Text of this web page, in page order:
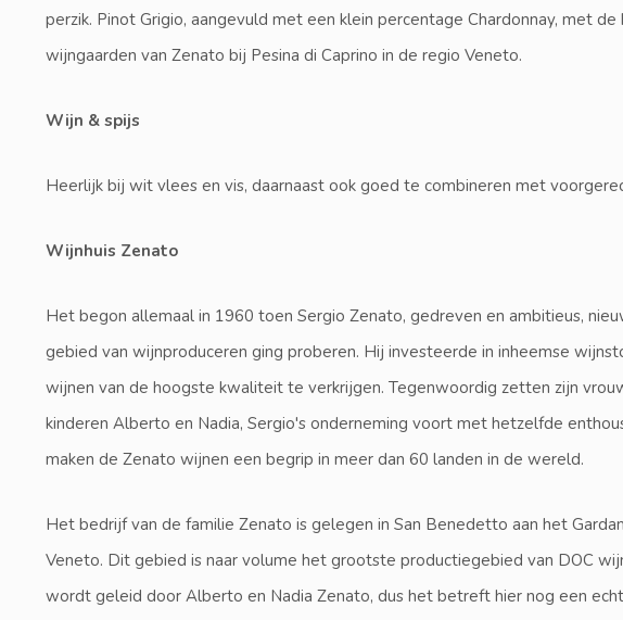
perzik. Pinot Grigio, aangevuld met een klein percentage Chardonnay, met
wijngaarden van Zenato bij Pesina di Caprino in de regio Veneto.
Wijn & spijs
Heerlijk bij wit vlees en vis, daarnaast ook goed te combineren met
Wijnhuis Zenato
Het begon allemaal in 1960 toen Sergio Zenato, gedreven en ambitieus,
gebied van wijnproduceren ging proberen. Hij investeerde in inheemse
wijnen van de hoogste kwaliteit te verkrijgen. Tegenwoordig zetten zijn
kinderen Alberto en Nadia, Sergio's onderneming voort met hetzelfde
maken de Zenato wijnen een begrip in meer dan 60 landen in de wereld.
Het bedrijf van de familie Zenato is gelegen in San Benedetto aan het
Veneto. Dit gebied is naar volume het grootste productiegebied van DOC
wordt geleid door Alberto en Nadia Zenato, dus het betreft hier nog een